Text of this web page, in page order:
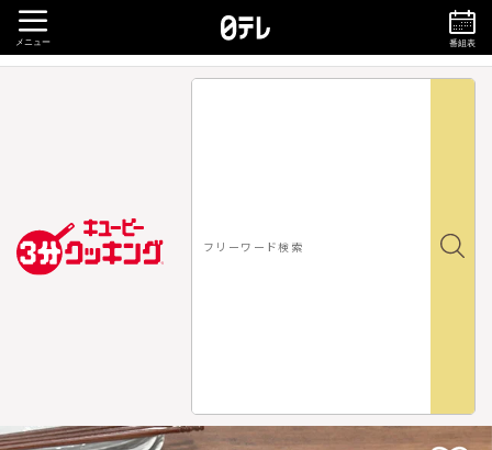
メニュー 番組表